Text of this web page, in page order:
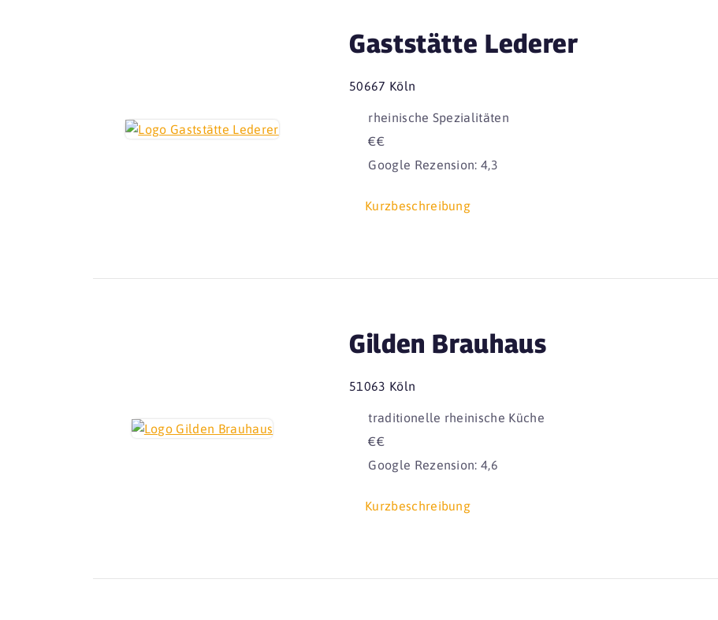
Gaststätte Lederer
50667 Köln
rheinische Spezialitäten
€€
Google Rezension: 4,3
Kurzbeschreibung
Gilden Brauhaus
51063 Köln
traditionelle rheinische Küche
€€
Google Rezension: 4,6
Kurzbeschreibung